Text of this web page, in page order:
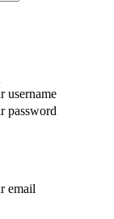
username
password
email